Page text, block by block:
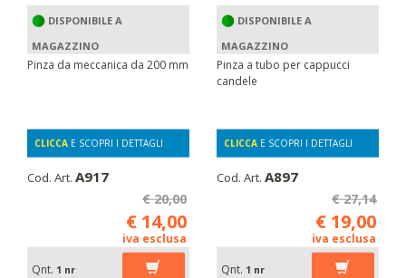
DISPONIBILE A
MAGAZZINO
Pinza da meccanica da 200 mm
CLICCA E SCOPRI I DETTAGLI
Cod. Art. A917
€ 20,00
€ 14,00
iva esclusa
Qnt. 1 nr
DISPONIBILE A
MAGAZZINO
Pinza a tubo per cappucci
candele
CLICCA E SCOPRI I DETTAGLI
Cod. Art. A897
€ 27,14
€ 19,00
iva esclusa
Qnt. 1 nr